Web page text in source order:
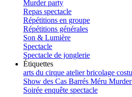
Murder party
Repas spectacle
Répétitions en groupe
Répétitions générales
Son & Lumière
Spectacle
Spectacle de jonglerie
Étiquettes
arts du cirque atelierbricolage
Show des Cas Barrés Méru
Soirée enquête spectacle